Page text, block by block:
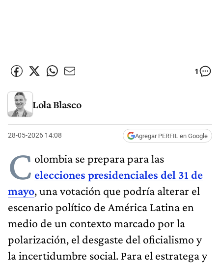
1
Lola Blasco
28-05-2026 14:08 Agregar PERFIL en Google
C olombia se prepara para las
elecciones presidenciales del 31 de
mayo, una votación que podría alterar el
escenario político de América Latina en
medio de un contexto marcado por la
polarización, el desgaste del oficialismo y
la incertidumbre social. Para el estratega y